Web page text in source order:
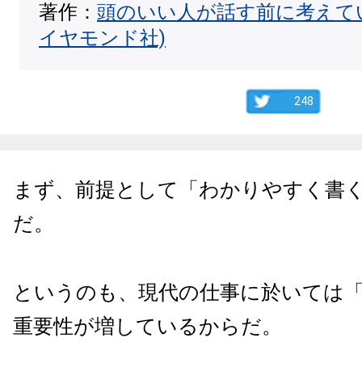
著作： 頭のいい人が話す前に考え
イヤモンド社)
248
まず、前提として「わかりやすく書
だ。
というのも、現代の仕事に於いては
重要性が増しているからだ。